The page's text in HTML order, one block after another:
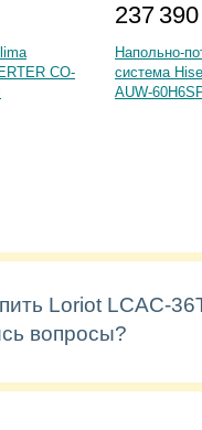
CO-
237 390
Напольно-
система
AUW-
Loriot LCAC-
вопросы?